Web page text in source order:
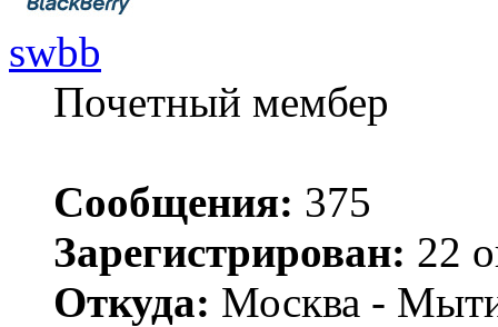
swbb
Почетный мембер
Сообщения: 375
Зарегистрирован: 22
Откуда: Москва -